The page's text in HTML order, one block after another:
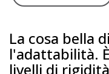
La cosa bella
l'adattabilità.
livelli di